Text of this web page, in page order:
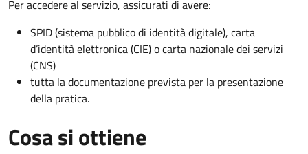
Per accedere al servizio, assicurati di avere:
SPID (sistema pubblico di identità digitale), carta
d’identità elettronica (CIE) o carta nazionale dei servizi
(CNS)
tutta la documentazione prevista per la presentazione
della pratica.
Cosa si ottiene